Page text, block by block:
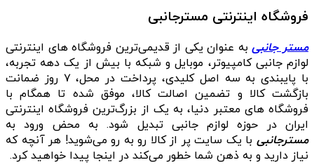
فروشگاه اینترنتی مسترجانبی
مستر جانبیبه عنوان یکی از قدیمی‌ترین فروشگاه های اینترنتی
لوازم جانبی کامپیوتر، موبایل و شبکه با بیش از یک دهه تجربه،
با پایبندی به سه اصل کلیدی، پرداخت در محل، ۷ روز ضمانت
بازگشت کالا و تضمین اصالت کالا، موفق شده تا همگام با
فروشگاه‌ های معتبر دنیا، به یک از بزرگ‌ترین فروشگاه اینترنتی
ایران در حوزه لوازم جانبی تبدیل شود. به محض ورود به
مسترجانبی با یک سایت پر از کالا رو به رو می‌شوید! هر آنچه که
نیاز دارید و به ذهن شما خطور می‌کند در اینجا پیدا خواهید کرد.